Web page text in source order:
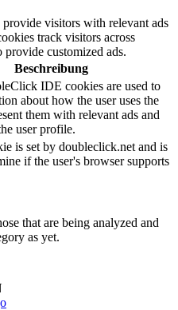
visitors with relevant ads
track visitors across
customized ads.
Beschreibung
IDE cookies are used to
about how the user uses the
them with relevant ads and
user profile.
is set by doubleclick.net and is
if the user's browser supports
that are being analyzed and
as yet.